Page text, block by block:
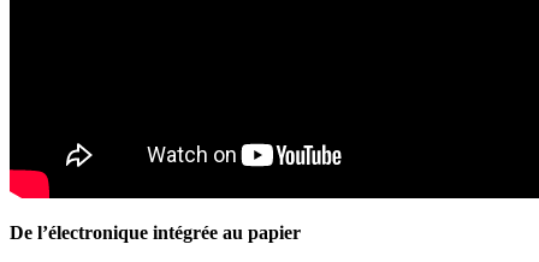
De l’électronique intégrée au papier